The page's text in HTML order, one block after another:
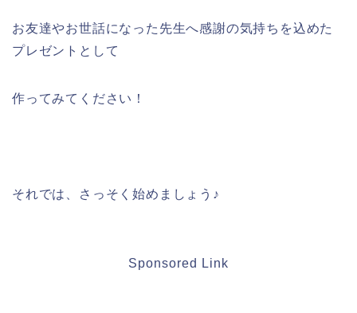
お友達やお世話になった先生へ感謝の気持ちを込めた
プレゼントとして
作ってみてください！
それでは、さっそく始めましょう♪
Sponsored Link